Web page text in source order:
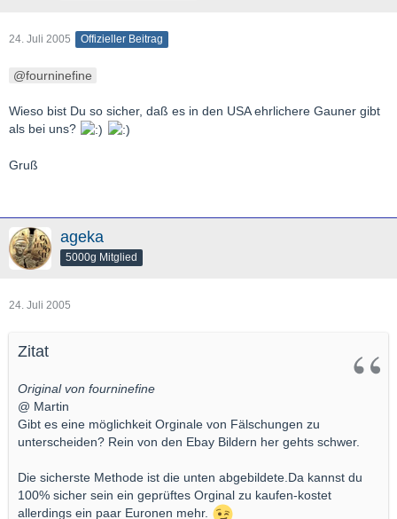
24. Juli 2005 Offizieller Beitrag
fourninefine
Wieso bist Du so sicher, daß es in den USA ehrlichere Gauner gibt
als bei uns?
Gruß
ageka
5000g Mitglied
24. Juli 2005
Zitat
Original von fourninefine
@ Martin
Gibt es eine möglichkeit Orginale von Fälschungen zu
unterscheiden? Rein von den Ebay Bildern her gehts schwer.
Die sicherste Methode ist die unten abgebildete.Da kannst du
100% sicher sein ein geprüftes Orginal zu kaufen-kostet
allerdings ein paar Euronen mehr.